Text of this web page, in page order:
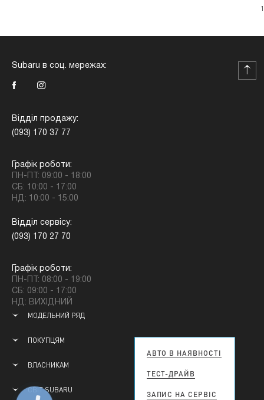
Subaru в соц. мережах:
Відділ продажу:
(093) 170 37 77
Графік роботи:
ПН-ПТ: 09:00 - 18:00
СБ: 10:00 - 17:00
НД: 10:00 - 15:00
Відділ сервісу:
(093) 170 27 70
Графік роботи:
ПН-ПТ: 08:00 - 19:00
СБ: 09:00 - 17:00
НД: ВИХІДНИЙ
МОДЕЛЬНИЙ РЯД
ПОКУПЦЯМ
ВЛАСНИКАМ
СВІТ SUBARU
АВТО В НАЯВНОСТІ
ТЕСТ-ДРАЙВ
ЗАПИС НА СЕРВІС